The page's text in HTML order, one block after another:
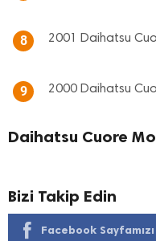
8 2001 Daihatsu
9 2000 Daihatsu
Daihatsu Cuore
Bizi Takip Edin
Facebook